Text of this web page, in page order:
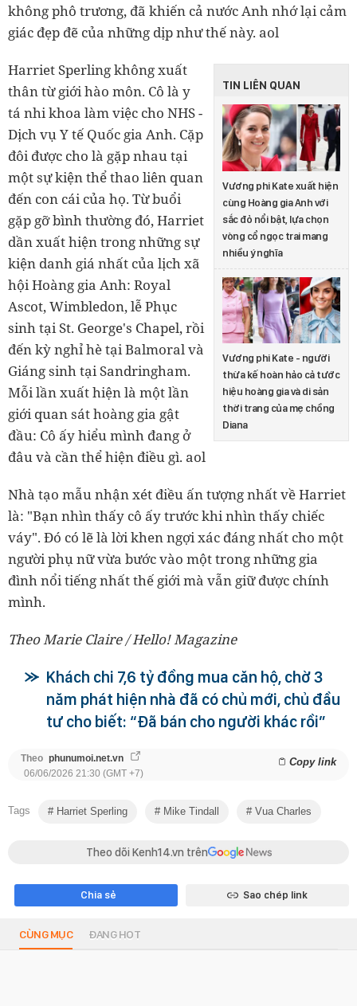
không phô trương, đã khiến cả nước Anh nhớ lại cảm
giác đẹp đẽ của những dịp như thế này. aol
TIN LIÊN QUAN
Vương phi Kate xuất hiện
cùng Hoàng gia Anh với
sắc đỏ nổi bật, lựa chọn
vòng cổ ngọc trai mang
nhiều ý nghĩa
Vương phi Kate - người
thừa kế hoàn hảo cả tước
hiệu hoàng gia và di sản
thời trang của mẹ chồng
Diana
Harriet Sperling không xuất
thân từ giới hào môn. Cô là y
tá nhi khoa làm việc cho NHS -
Dịch vụ Y tế Quốc gia Anh. Cặp
đôi được cho là gặp nhau tại
một sự kiện thể thao liên quan
đến con cái của họ. Từ buổi
gặp gỡ bình thường đó, Harriet
dần xuất hiện trong những sự
kiện danh giá nhất của lịch xã
hội Hoàng gia Anh: Royal
Ascot, Wimbledon, lễ Phục
sinh tại St. George's Chapel, rồi
đến kỳ nghỉ hè tại Balmoral và
Giáng sinh tại Sandringham.
Mỗi lần xuất hiện là một lần
giới quan sát hoàng gia gật
đầu: Cô ấy hiểu mình đang ở
đâu và cần thể hiện điều gì. aol
Nhà tạo mẫu nhận xét điều ấn tượng nhất về Harriet
là: "Bạn nhìn thấy cô ấy trước khi nhìn thấy chiếc
váy". Đó có lẽ là lời khen ngợi xác đáng nhất cho một
người phụ nữ vừa bước vào một trong những gia
đình nổi tiếng nhất thế giới mà vẫn giữ được chính
mình.
Theo Marie Claire / Hello! Magazine
Khách chi 7,6 tỷ đồng mua căn hộ, chờ 3
năm phát hiện nhà đã có chủ mới, chủ đầu
tư cho biết: “Đã bán cho người khác rồi”
Theo phunumoi.net.vn Copy link
06/06/2026 21:30 (GMT +7)
Tags Harriet Sperling Mike Tindall Vua Charles
Theo dõi Kenh14.vn trên
Chia sẻ Sao chép link
CÙNG MỤC ĐANG HOT